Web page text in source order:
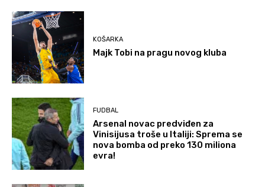
KOŠARKA
Majk Tobi na pragu novog kluba
FUDBAL
Arsenal novac predviđen za
Vinisijusa troše u Italiji: Sprema se
nova bomba od preko 130 miliona
evra!